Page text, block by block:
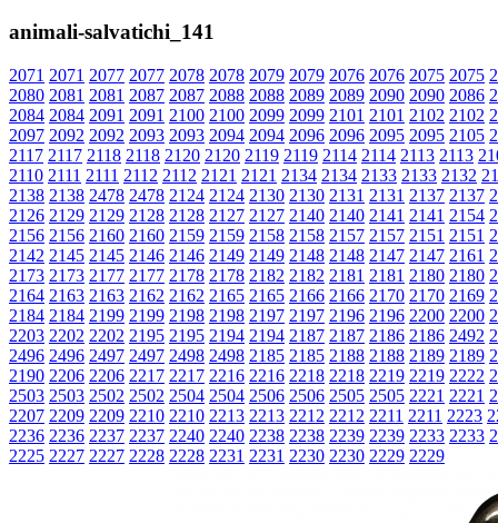
animali-salvatichi_141
2071 2071 2077 2077 2078 2078 2079 2079 2076 2076 2075 2075
2080 2081 2081 2087 2087 2088 2088 2089 2089 2090 2090 2086
2084 2084 2091 2091 2100 2100 2099 2099 2101 2101 2102 2102
2097 2092 2092 2093 2093 2094 2094 2096 2096 2095 2095 2105
2117 2117 2118 2118 2120 2120 2119 2119 2114 2114 2113 2113
2110 2111 2111 2112 2112 2121 2121 2134 2134 2133 2133 2132
2138 2138 2478 2478 2124 2124 2130 2130 2131 2131 2137 2137
2126 2129 2129 2128 2128 2127 2127 2140 2140 2141 2141 2154
2156 2156 2160 2160 2159 2159 2158 2158 2157 2157 2151 2151
2142 2145 2145 2146 2146 2149 2149 2148 2148 2147 2147 2161
2173 2173 2177 2177 2178 2178 2182 2182 2181 2181 2180 2180
2164 2163 2163 2162 2162 2165 2165 2166 2166 2170 2170 2169
2184 2184 2199 2199 2198 2198 2197 2197 2196 2196 2200 2200
2203 2202 2202 2195 2195 2194 2194 2187 2187 2186 2186 2492
2496 2496 2497 2497 2498 2498 2185 2185 2188 2188 2189 2189
2190 2206 2206 2217 2217 2216 2216 2218 2218 2219 2219 2222
2503 2503 2502 2502 2504 2504 2506 2506 2505 2505 2221 2221
2207 2209 2209 2210 2210 2213 2213 2212 2212 2211 2211 2223
2236 2236 2237 2237 2240 2240 2238 2238 2239 2239 2233 2233
2225 2227 2227 2228 2228 2231 2231 2230 2230 2229 2229